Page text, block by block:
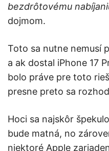
bezdrôtovému
dojmom.
Toto sa nutne nemusí
a ak dostal iPhone 17
bolo práve pre toto
presne preto sa
Hoci sa najskôr
bude matná, no
niektoré Apple